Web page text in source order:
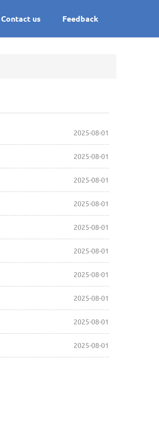
Contact us Feedback
2025-08-01
2025-08-01
2025-08-01
2025-08-01
2025-08-01
2025-08-01
2025-08-01
2025-08-01
2025-08-01
2025-08-01